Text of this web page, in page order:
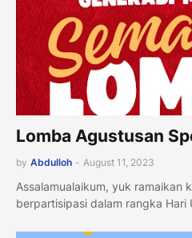
Lomba Agustusan
by Abdulloh - August 11, 2023
Assalamualaikum, yuk ramaikan
berpartisipasi dalam rangka Hari